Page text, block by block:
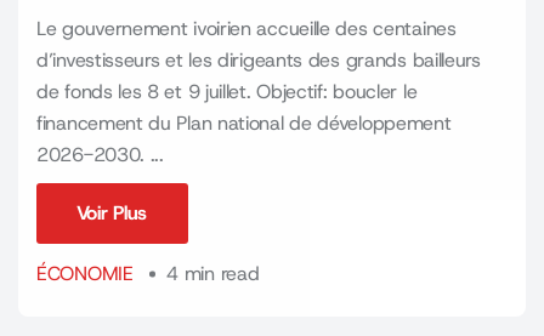
Le gouvernement ivoirien accueille des centaines
d’investisseurs et les dirigeants des grands bailleurs
de fonds les 8 et 9 juillet. Objectif: boucler le
financement du Plan national de développement
2026-2030. ...
Voir Plus
ÉCONOMIE
4 min read